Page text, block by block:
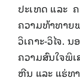
ປະເທດ ແລະ
ຄວາມທ້າທາຍ
ວິເຄາະ-ວິໄຈ.
ຄວາມສົນໃຈພິ
ຫີນ ແລະ ແຮ່ທ